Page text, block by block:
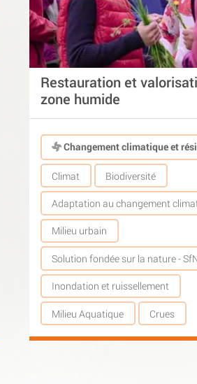
Restauration et
zone humide
Changement climatique et
Climat Biodiversité
Adaptation au changement
Milieu urbain
Solution fondée sur la nature -
Inondation et ruissellement
Milieu Aquatique Crues